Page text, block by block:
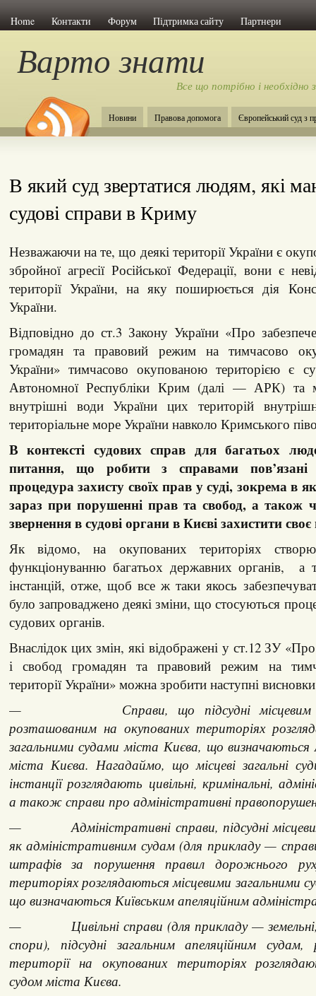
Home Контакти Форум Підтримка сайту Партнери
Варто знати
Все що потрібно і
Новини Правова допомога Європейський суд з
В який суд звертатися людям, які
судові справи в Криму
Незважаючи на те, що деякі території України є
збройної агресії Російської Федерації, вони є
території України, на яку поширюється дія
України.
Відповідно до ст.3 Закону України «Про
громадян та правовий режим на тимчасово
України» тимчасово окупованою територією є
Автономної Республіки Крим (далі — АРК) та
внутрішні води України цих територій
територіальне море України навколо Кримського
В контексті судових справ для багатьох
питання, що робити з справами
процедура захисту своїх прав у суді, зокрема в
зараз при порушенні прав та свобод, а
звернення в судові органи в Києві захистити
Як відомо, на окупованих територіях
функціонуванню багатьох державних органів, а
інстанцій, отже, щоб все ж таки якось
було запроваджено деякі зміни, що стосуються
судових органів.
Внаслідок цих змін, які відображені у ст.12 ЗУ
і свобод громадян та правовий режим на
території України» можна зробити наступні
— Справи, що підсудні місцевим
розташованим на окупованих територіях
загальними судами міста Києва, що визначаються
міста Києва. Нагадаймо, що місцеві загальні
інстанції розглядають цивільні, кримінальні,
а також справи про адміністративні
— Адміністративні справи, підсудні
як адміністративним судам (для прикладу —
штрафів за порушення правил дорожнього
територіях розглядаються місцевими загальними
що визначаються Київським апеляційним
— Цивільні справи (для прикладу — земельні,
спори), підсудні загальним апеляційним
території на окупованих територіях
судом міста Києва.